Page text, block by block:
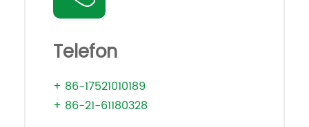
Telefon
+ 86-17521010189
+ 86-21-61180328